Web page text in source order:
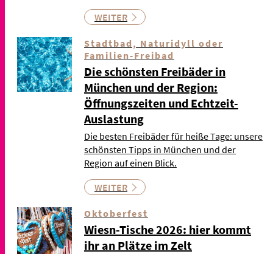
WEITER
Stadtbad, Naturidyll oder
Familien-Freibad
Die schönsten Freibäder in
München und der Region:
Öffnungszeiten und Echtzeit-
Auslastung
Die besten Freibäder für heiße Tage: unsere
schönsten Tipps in München und der
Region auf einen Blick.
WEITER
Oktoberfest
Wiesn-Tische 2026: hier kommt
ihr an Plätze im Zelt